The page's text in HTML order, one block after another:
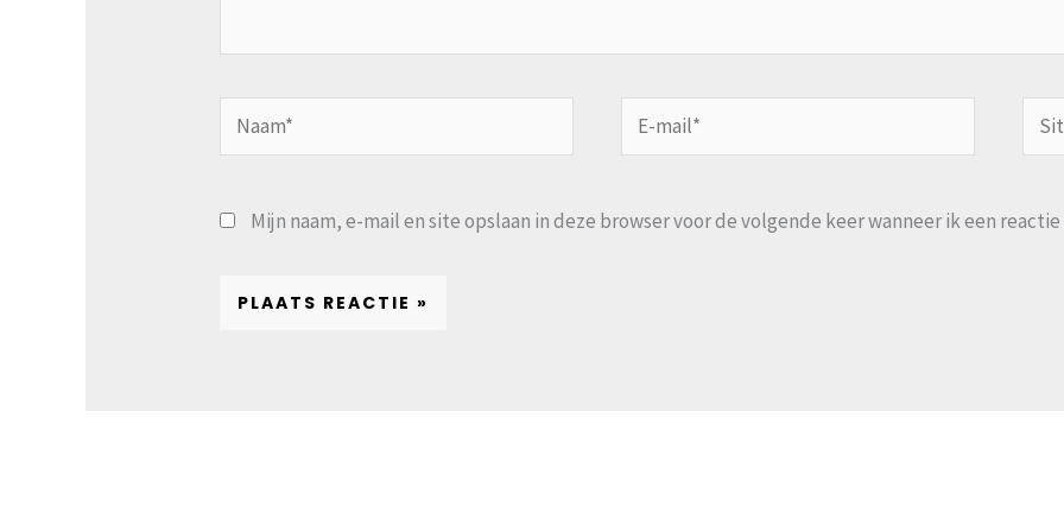
Naam*
mail*
Site
Mijn naam, e-mail en site opslaan in deze browser voor de volgende keer wanneer ik een